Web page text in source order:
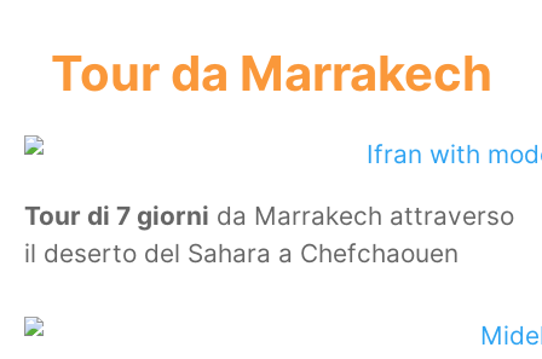
Tour da Marrakech
Tour di 7 giorni da Marrakech attraverso
il deserto del Sahara a Chefchaouen